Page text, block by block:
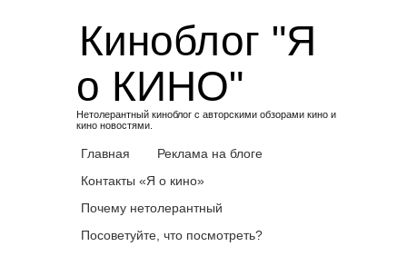
Киноблог "Я
о КИНО"
Нетолерантный киноблог с авторскими обзорами кино и
кино новостями.
Главная
Реклама на блоге
Контакты «Я о кино»
Почему нетолерантный
Посоветуйте, что посмотреть?